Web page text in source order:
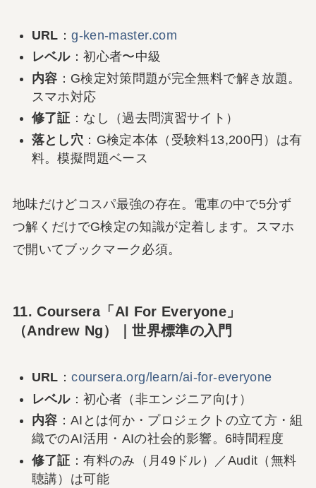
URL ：g-ken-master.com
レベル：初心者〜中級
内容 ：G検定対策問題が完全無料で解き放題。
スマホ対応
修了証 ：なし（過去問演習サイト）
落とし穴 ：G検定本体（受験料13,200円）は有
料。模擬問題ベース
地味だけどコスパ最強の存在。電車の中で5分ず
つ解くだけでG検定の知識が定着します。スマホ
で開いてブックマーク必須。
11. Coursera「AI For Everyone」
（Andrew Ng）｜世界標準の入門
URL ：coursera.org/learn/ai-for-everyone
レベル：初心者（非エンジニア向け）
内容 ：AIとは何か・プロジェクトの立て方・組
織でのAI活用・AIの社会的影響。6時間程度
修了証 ：有料のみ（月49ドル）／Audit（無料
聴講）は可能